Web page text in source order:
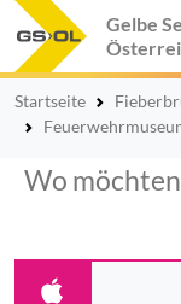
Gelbe
Startseite
Wo